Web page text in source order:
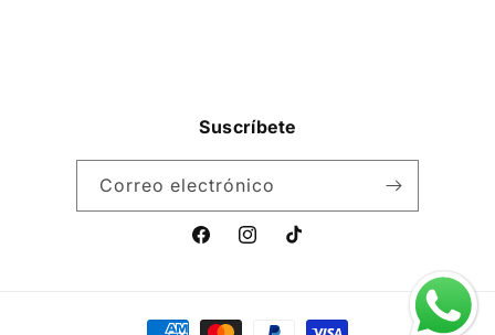
Suscríbete
Correo electrónico
FacebookInstagramTikTok
Formas